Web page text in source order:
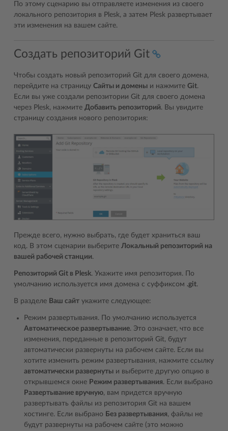
По этому сценарию вы отправляете изменения из своего
локального репозитория в Plesk, а затем Plesk развертывает
эти изменения на вашем сайте.
Создать репозиторий Git
Чтобы создать новый репозиторий Git для своего домена,
перейдите на страницу Сайты и домены и нажмите Git.
Если вы уже создали репозитории Git для своего домена
через Plesk, нажмите Добавить репозиторий. Вы увидите
страницу создания нового репозитория:
Прежде всего, нужно выбрать, где будет храниться ваш
код. В этом сценарии выберите Локальный репозиторий на
вашей рабочей станции.
Репозиторий Git в Plesk. Укажите имя репозитория. По
умолчанию используется имя домена с суффиксом .git.
В разделе Ваш сайт укажите следующее:
Режим развертывания. По умолчанию используется
Автоматическое развертывание. Это означает, что все
изменения, переданные в репозиторий Git, будут
автоматически развернуты на рабочем сайте. Если вы
хотите изменить режим развертывания, нажмите ссылку
автоматически развернуты и выберите другую опцию в
открывшемся окне Режим развертывания. Если выбрано
Развертывание вручную, вам придется вручную
развертывать файлы из репозитория Git на вашем
хостинге. Если выбрано Без развертывания, файлы не
будут развернуты на рабочем сайте (это можно